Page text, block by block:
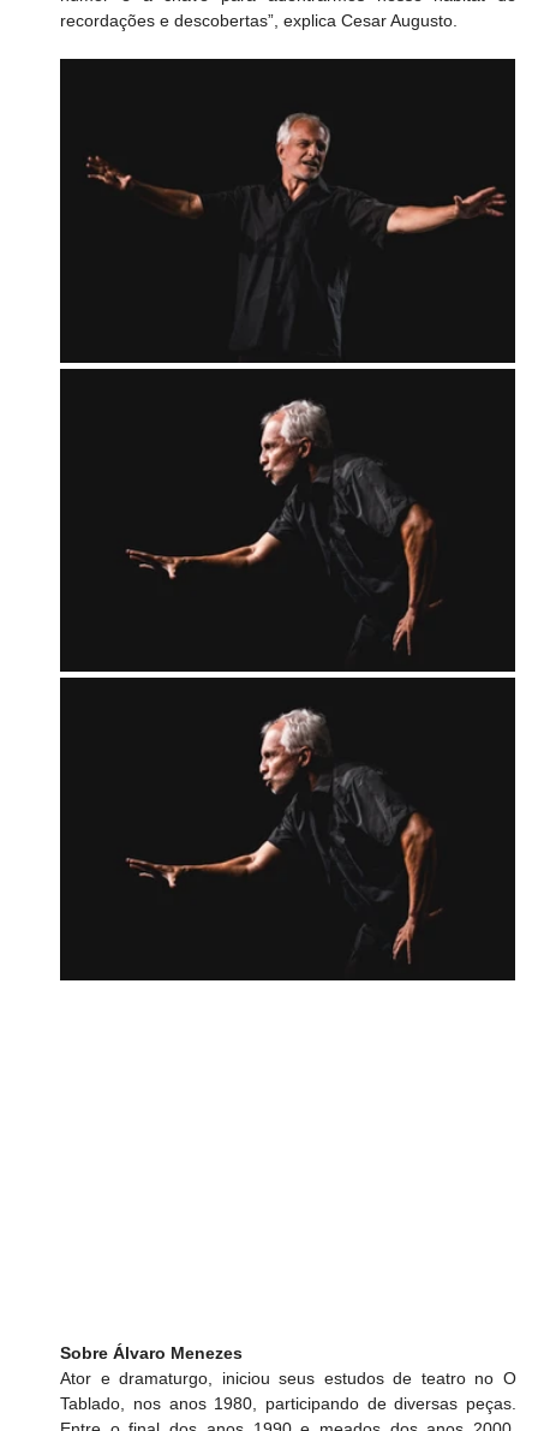
recordações e descobertas”, explica Cesar Augusto.
Sobre Álvaro Menezes
Ator e dramaturgo, iniciou seus estudos de teatro no O
Tablado, nos anos 1980, participando de diversas peças.